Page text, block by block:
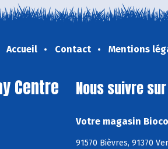
Accueil Contact Mentions
Centre Nous suivre sur
Votre magasin
91570 Bièvres, 91370